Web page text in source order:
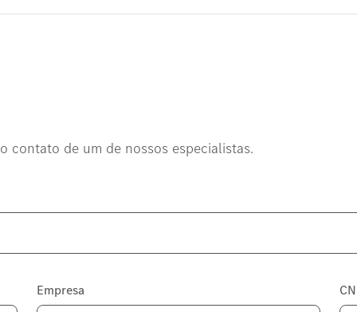
contato de um de nossos especialistas.
Empresa